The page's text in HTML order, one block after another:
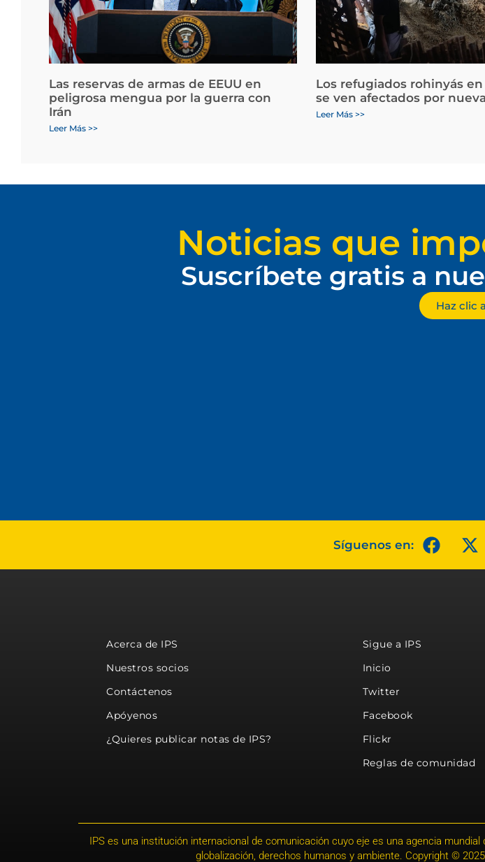
Las reservas de armas de EEUU en
peligrosa mengua por la guerra con
Irán
Leer Más >>
Los refugiados rohinyás
se ven afectados por
Leer Más >>
Noticias que
Suscríbete gratis a
Haz clic
Síguenos en:
Acerca de IPS
Nuestros socios
Contáctenos
Apóyenos
¿Quieres publicar notas de IPS?
Sigue a IPS
Inicio
Twitter
Facebook
Flickr
Reglas de comunidad
IPS es una institución internacional de comunicación cuyo eje es una agencia
globalización, derechos humanos y ambiente. Copyright ©